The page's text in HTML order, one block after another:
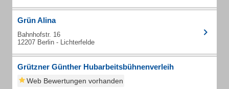
Grün Alina
Bahnhofstr. 16
12207 Berlin - Lichterfelde
Grützner Günther Hubarbeitsbühnenverleih
Web Bewertungen vorhanden